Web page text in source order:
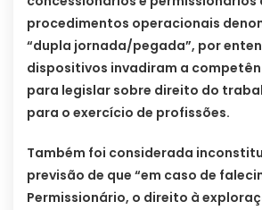
procedimentos operacionais
“dupla jornada/pegada”, por
dispositivos invadiram a
para legislar sobre direito do
para o exercício de profissões.
Também foi considerada
previsão de que “em caso de
Permissionário, o direito à